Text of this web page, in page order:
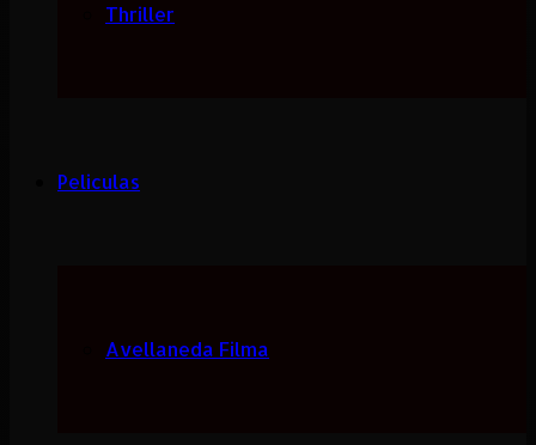
Thriller
Peliculas
Avellaneda Filma